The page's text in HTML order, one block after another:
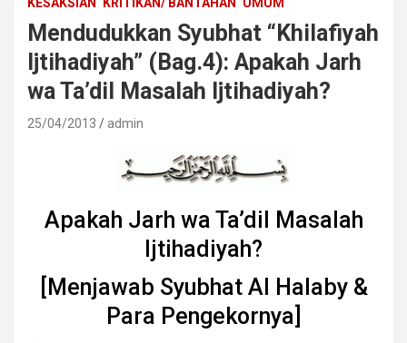
Mendudukkan Syubhat “Khilafiyah
Ijtihadiyah” (Bag.4): Apakah Jarh
wa Ta’dil Masalah Ijtihadiyah?
25/04/2013 admin
Apakah Jarh wa Ta’dil Masalah
Ijtihadiyah?
[Menjawab Syubhat Al Halaby &
Para Pengekornya]